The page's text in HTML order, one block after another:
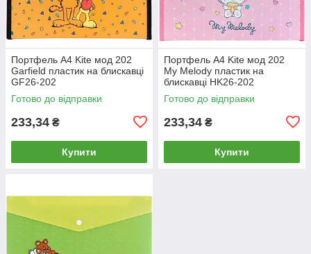
Портфель А4 Kite мод 202
Garfield пластик на блискавці
GF26-202
Готово до відправки
233,34 ₴
Купити
Портфель А4 Kite мод 202
My Melody пластик на
блискавці HK26-202
Готово до відправки
233,34 ₴
Купити